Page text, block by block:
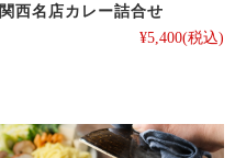
関西名店カレー詰合せ
¥5,400(税込)